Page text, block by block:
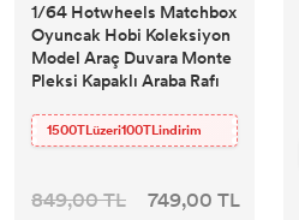
1/64 Hotwheels Matchbox
Oyuncak Hobi Koleksiyon
Model Araç Duvara Monte
Pleksi Kapaklı Araba Rafı
1500TLüzeri100TLindirim
849,00 TL 749,00 TL